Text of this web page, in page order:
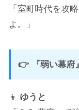
「室町時代を攻
よ。」
👉 『弱い幕府
👦 ゆうと